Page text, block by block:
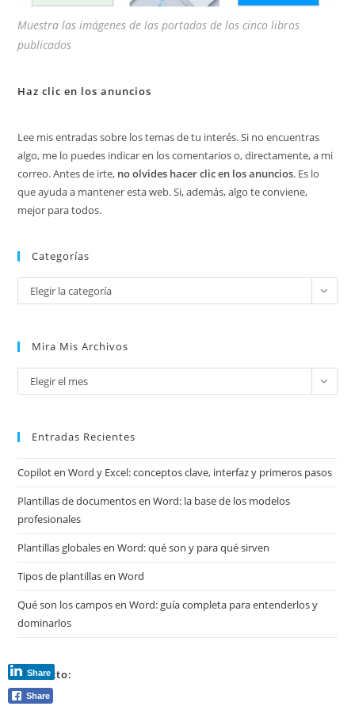
Muestra las imágenes de las portadas de los cinco libros
publicados
Haz clic en los anuncios
Lee mis entradas sobre los temas de tu interés. Si no encuentras
algo, me lo puedes indicar en los comentarios o, directamente, a mi
correo. Antes de irte, no olvides hacer clic en los anuncios. Es lo
que ayuda a mantener esta web. Si, además, algo te conviene,
mejor para todos.
Categorías
Categorías
Elegir la categoría
Mira Mis Archivos
Mira
mis
Elegir el mes
Entradas Recientes
Copilot en Word y Excel: conceptos clave, interfaz y primeros pasos
Plantillas de documentos en Word: la base de los modelos
profesionales
Plantillas globales en Word: qué son y para qué sirven
Tipos de plantillas en Word
Qué son los campos en Word: guía completa para entenderlos y
dominarlos
Contacto:
Share
Share